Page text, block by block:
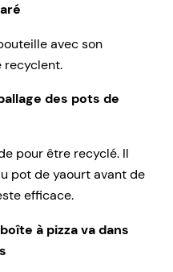
avec son
recyclent.
des pots de
pour être recyclé. Il
pot de yaourt avant de
efficace.
à pizza va dans